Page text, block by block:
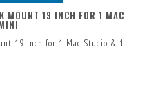
MOUNT 19 INCH FOR 1 MAC
19 inch for 1 Mac Studio & 1